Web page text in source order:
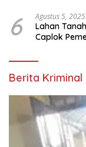
6 Agustus 5, 2025
Lahan
Caplok
Berita Kriminal